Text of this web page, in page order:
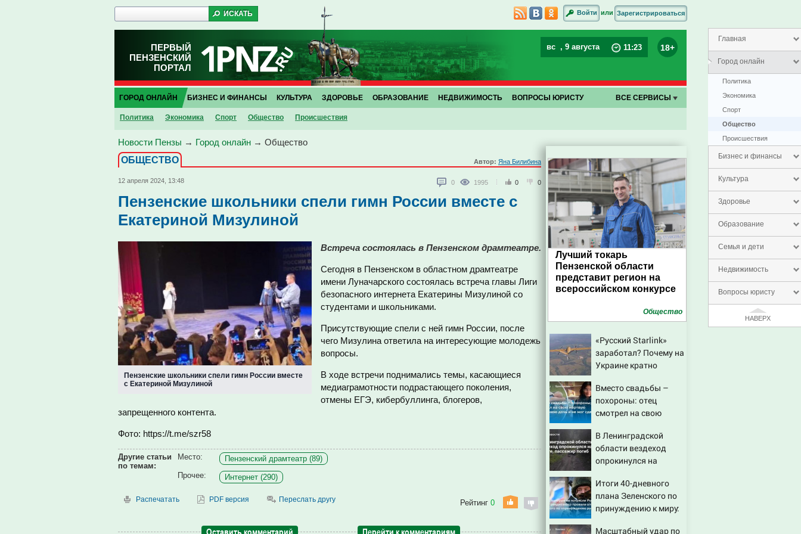
Главная
Город онлайн
Политика
Экономика
Спорт
Общество
Проиcшествия
Бизнес и финансы
Культура
Здоровье
Образование
Семья и дети
Недвижимость
Вопросы юристу
НАВЕРХ
Войти или Зарегистрироваться
ПЕРВЫЙ
ПЕНЗЕНСКИЙ
ПОРТАЛ
вс , 9 августа 11:23 18+
ГОРОД ОНЛАЙН
Политика Экономика Спорт Общество Проиcшествия
БИЗНЕС И ФИНАНСЫ КУЛЬТУРА ЗДОРОВЬЕ ОБРАЗОВАНИЕ НЕДВИЖИМОСТЬ ВОПРОСЫ ЮРИСТУ ВСЕ СЕРВИСЫ
Новости Пензы → Город онлайн → Общество
ОБЩЕСТВО
Автор: Яна Билибина
12 апреля 2024, 13:48 0 1995 0 0
Пензенские школьники спели гимн России вместе с
Екатериной Мизулиной
Пензенские школьники спели гимн России вместе
с Екатериной Мизулиной
Встреча состоялась в Пензенском драмтеатре.
Сегодня в Пензенском в областном драмтеатре
имени Луначарского состоялась встреча главы Лиги
безопасного интернета Екатерины Мизулиной со
студентами и школьниками.
Присутствующие спели с ней гимн России, после
чего Мизулина ответила на интересующие молодежь
вопросы.
В ходе встречи поднимались темы, касающиеся
медиаграмотности подрастающего поколения,
отмены ЕГЭ, кибербуллинга, блогеров,
запрещенного контента.
Фото: https://t.me/szr58
Другие статьи
по темам:
Место:
Пензенский драмтеатр (89)
Прочее:
Интернет (290)
Распечатать PDF версия Переслать другу Рейтинг 0
Оставить комментарий Перейти к комментариям
Лучший токарь
Пензенской области
представит регион на
всероссийском конкурсе
Общество
«Русский Starlink»
заработал? Почему на
Украине кратно
попаданий по
объектам ВСУ
Вместо свадьбы –
похороны: отец
смотрел на свою
дочь и не мог
сдержать слезы
В Ленинградской
области вездеход
опрокинулся на
погиб
Итоги 40-дневного
плана Зеленского по
принуждению к миру:
Масштабный удар по